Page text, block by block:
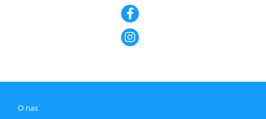
O nas